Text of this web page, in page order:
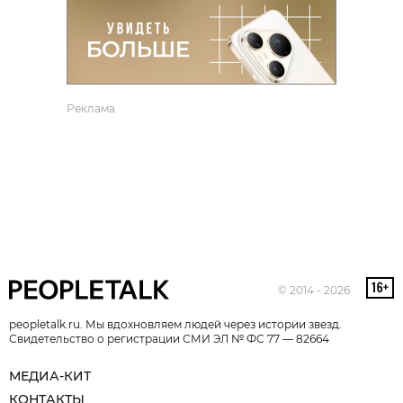
Реклама
© 2014 - 2026
peopletalk.ru. Мы вдохновляем людей через истории звезд.
Свидетельство о регистрации СМИ ЭЛ № ФС 77 — 82664
МЕДИА-КИТ
КОНТАКТЫ